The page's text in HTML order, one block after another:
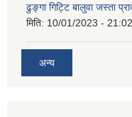
ढुङ्गा गिट्टि बालुवा जस्ता
मिति: 10/01/2023 - 21:02
अन्य